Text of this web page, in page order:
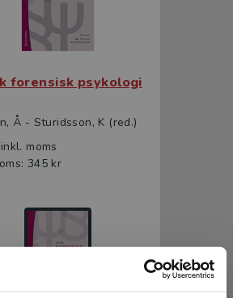
forensisk psykologi
Å - Sturidsson, K (red.)
inkl. moms
345 kr